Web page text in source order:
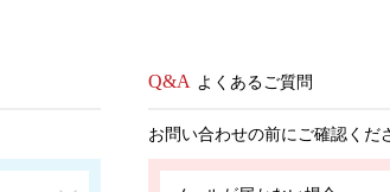
よくあるご質問
お問い合わせの前にご確認くだ